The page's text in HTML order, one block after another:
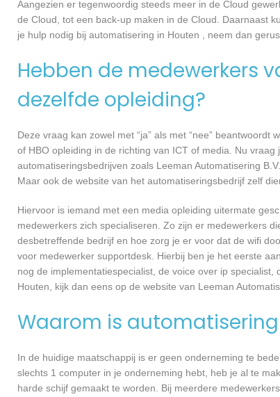
Aangezien er tegenwoordig steeds meer in de Cloud
de Cloud, tot een back-up maken in de Cloud. Daarnaast
je hulp nodig bij automatisering in Houten , neem dan
Hebben de medewerkers
dezelfde opleiding?
Deze vraag kan zowel met “ja” als met “nee”
of HBO opleiding in de richting van ICT of media. Nu
automatiseringsbedrijven zoals Leeman Automatisering
Maar ook de website van het automatiseringsbedrijf zelf
Hiervoor is iemand met een media opleiding uitermate
medewerkers zich specialiseren. Zo zijn er medewerkers
desbetreffende bedrijf en hoe zorg je er voor dat de wifi
voor medewerker supportdesk. Hierbij ben je het eerste
nog de implementatiespecialist, de voice over ip
Houten, kijk dan eens op de website van Leeman
Waarom is
In de huidige maatschappij is er geen onderneming te
slechts 1 computer in je onderneming hebt, heb je al te
harde schijf gemaakt te worden. Bij meerdere